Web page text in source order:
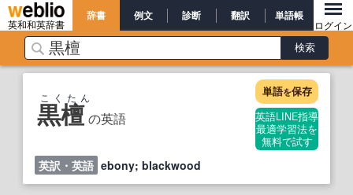
英和和英辞書
辞書 例文 診断 翻訳 単語帳
ログイン
黒檀 の英語
こくたん 単語を保存
英語LINE指導
最適学習法を
無料で試す
英訳・英語 ebony; blackwood